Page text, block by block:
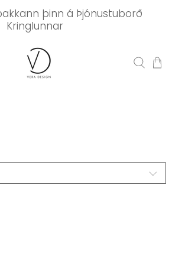
þinn á Þjónustuborð
Kringlunnar